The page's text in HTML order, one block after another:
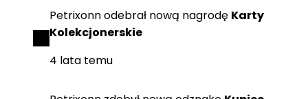
Petrixonnodebrał nową nagrodę Karty
Kolekcjonerskie
4 lata temu